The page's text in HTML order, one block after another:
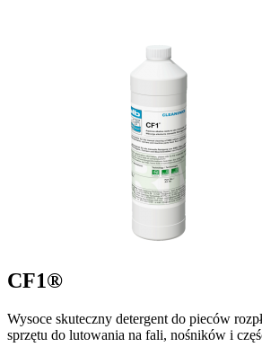
CF1®
Wysoce skuteczny detergent do pieców
sprzętu do lutowania na fali, nośników i